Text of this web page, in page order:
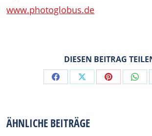
www.photoglobus.de
DIESEN BEITRAG
Share Share Share
ÄHNLICHE BEITRÄGE